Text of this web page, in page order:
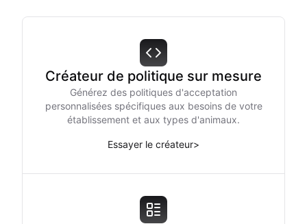
Créateur de politique sur mesure
Générez des politiques d'acceptation
personnalisées spécifiques aux besoins de votre
établissement et aux types d'animaux.
Essayer le créateur>